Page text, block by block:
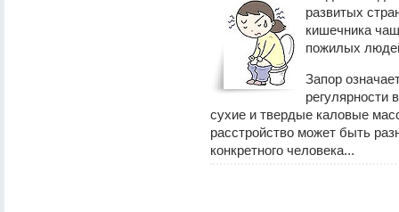
развитых
кишечника
пожилых
Запор
регулярности
сухие и твердые каловые
расстройство может быть
конкретного человека...